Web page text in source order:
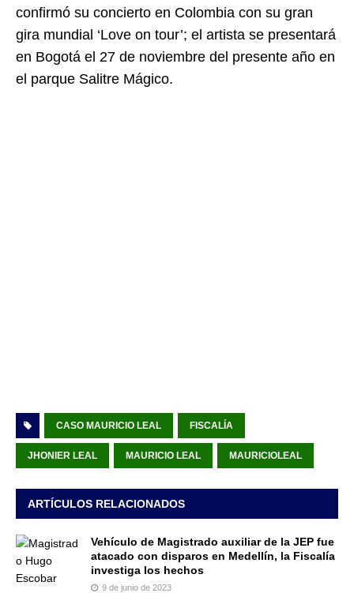
confirmó su concierto en Colombia con su gran
gira mundial ‘Love on tour’; el artista se presentará
en Bogotá el 27 de noviembre del presente año en
el parque Salitre Mágico.
CASO MAURICIO LEAL FISCALÍA
JHONIER LEAL MAURICIO LEAL MAURICIOLEAL
ARTÍCULOS RELACIONADOS
Vehículo de Magistrado auxiliar de la JEP fue
atacado con disparos en Medellín, la Fiscalía
investiga los hechos
9 de junio de 2023